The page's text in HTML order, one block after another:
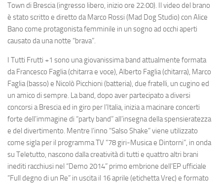
Town di Brescia(ingresso libero, inizio ore 22:00). Il video del brano
è stato scritto e diretto daMarco Rossi (Mad Dog Studio) con Alice
Bano come protagonista femminile in un sogno ad occhi aperti
causato da una notte “brava”.
I Tutti Frutti +1 sono una giovanissima band attualmente formata
daFrancesco Faglia(chitarra e voce), Alberto Faglia(chitarra), Marco
Faglia(basso) e Nicolò Picchioni (batteria), due fratelli, un cugino ed
un amico di sempre. La band, dopo aver partecipato a diversi
concorsi a Brescia ed in giro per l’Italia, inizia a macinare concerti
forte dell’immagine di “party band” all’insegna della spensieratezza
e del divertimento. Mentre l’inno “Salso Shake” viene utilizzato
come sigla per il programma TV “78 giri-Musica e Dintorni”, in onda
su Teletutto, nascono dalla creatività di tutti e quattro altri brani
inediti racchiusi nel “Demo 2014” primo embrione dell’EP ufficiale
“Full degno di un Re” in uscita il 16 aprile (etichetta Vrec) e formato